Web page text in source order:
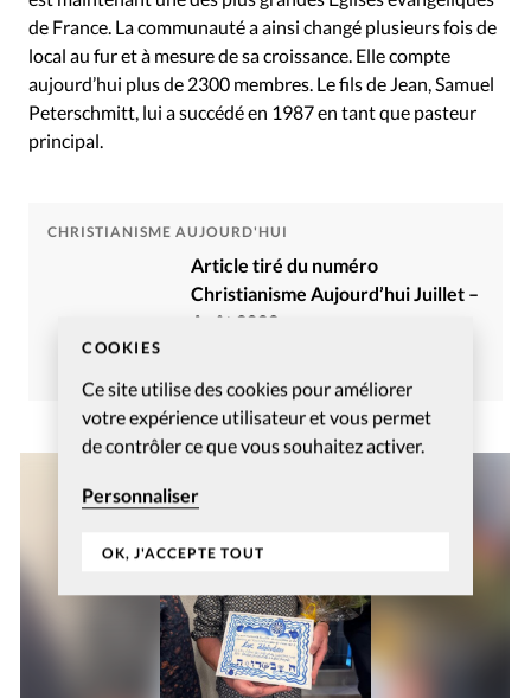
COOKIES
Ce site utilise des cookies pour améliorer
votre expérience utilisateur et vous permet
de contrôler ce que vous souhaitez activer.
Personnaliser
OK, J'ACCEPTE TOUT
de France. La communauté a ainsi changé plusieurs fois de
local au fur et à mesure de sa croissance. Elle compte
aujourd’hui plus de 2300 membres. Le fils de Jean, Samuel
Peterschmitt, lui a succédé en 1987 en tant que pasteur
principal.
CHRISTIANISME AUJOURD'HUI
Article tiré du numéro
Christianisme Aujourd’hui Juillet –
Août 2022